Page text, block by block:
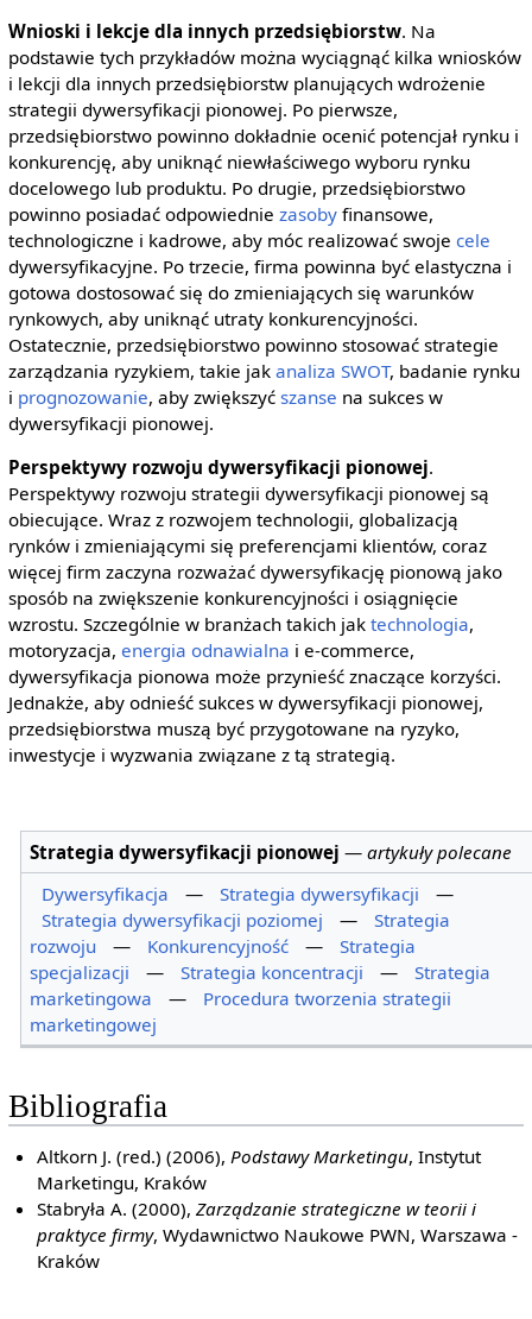
Wnioski i lekcje dla innych przedsiębiorstw. Na
podstawie tych przykładów można wyciągnąć kilka wniosków
i lekcji dla innych przedsiębiorstw planujących wdrożenie
strategii dywersyfikacji pionowej. Po pierwsze,
przedsiębiorstwo powinno dokładnie ocenić potencjał rynku i
konkurencję, aby uniknąć niewłaściwego wyboru rynku
docelowego lub produktu. Po drugie, przedsiębiorstwo
powinno posiadać odpowiednie zasobyfinansowe,
technologiczne i kadrowe, aby móc realizować swoje cele
dywersyfikacyjne. Po trzecie, firma powinna być elastyczna i
gotowa dostosować się do zmieniających się warunków
rynkowych, aby uniknąć utraty konkurencyjności.
Ostatecznie, przedsiębiorstwo powinno stosować strategie
zarządzania ryzykiem, takie jak analiza SWOT, badanie rynku
i prognozowanie, aby zwiększyć szanse na sukces w
dywersyfikacji pionowej.
Perspektywy rozwoju dywersyfikacji pionowej.
Perspektywy rozwoju strategii dywersyfikacji pionowej są
obiecujące. Wraz z rozwojem technologii, globalizacją
rynków i zmieniającymi się preferencjami klientów, coraz
więcej firm zaczyna rozważać dywersyfikację pionową jako
sposób na zwiększenie konkurencyjności i osiągnięcie
wzrostu. Szczególnie w branżach takich jak technologia,
motoryzacja, energia odnawialna i e-commerce,
dywersyfikacja pionowa może przynieść znaczące korzyści.
Jednakże, aby odnieść sukces w dywersyfikacji pionowej,
przedsiębiorstwa muszą być przygotowane na ryzyko,
inwestycje i wyzwania związane z tą strategią.
Strategia dywersyfikacji pionowej —artykuły polecane
Dywersyfikacja
— Strategia dywersyfikacji
—
Strategia dywersyfikacji poziomej
—
Strategia
rozwoju
— Konkurencyjność —
Strategia
specjalizacji
— Strategia koncentracji —
Strategia
marketingowa
—
Procedura tworzenia strategii
marketingowej
Bibliografia
Altkorn J. (red.) (2006), Podstawy Marketingu, Instytut
Marketingu, Kraków
Stabryła A. (2000),Zarządzanie strategiczne w teorii i
praktyce firmy, Wydawnictwo Naukowe PWN, Warszawa -
Kraków